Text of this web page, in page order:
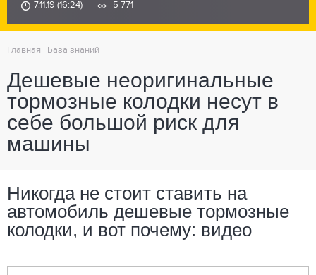
7.11.19 (16:24) 5 771
Главная База знаний
Дешевые неоригинальные
тормозные колодки несут в
себе большой риск для
машины
Никогда не стоит ставить на
автомобиль дешевые тормозные
колодки, и вот почему: видео